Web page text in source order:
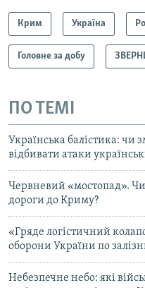
Крим Україна
Головне за добу
ПО ТЕМІ
Українська балістика:
відбивати атаки
Червневий «мостопад». Чи
дороги до Криму?
«Гряде логістичний
оборони України по
Небезпечне небо: які